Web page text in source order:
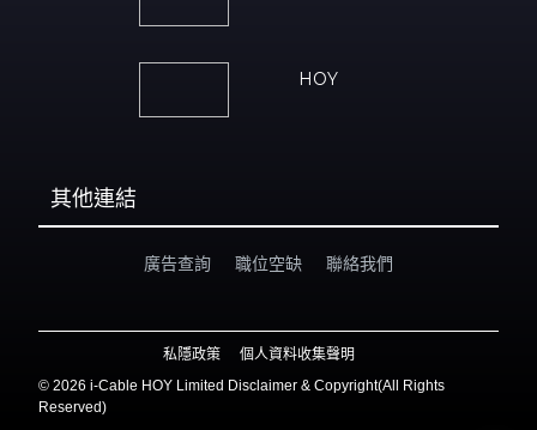
HOY
其他連結
廣告查詢 職位空缺 聯絡我們
私隱政策
個人資料收集聲明
© 2026 i-Cable HOY Limited Disclaimer & Copyright(All Rights
Reserved)